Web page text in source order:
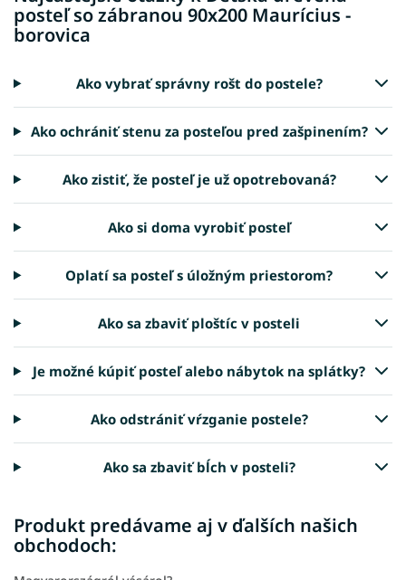
posteľ so zábranou 90x200 Maurícius -
borovica
Ako vybrať správny rošt do postele?
Ako ochrániť stenu za posteľou pred zašpinením?
Ako zistiť, že posteľ je už opotrebovaná?
Ako si doma vyrobiť posteľ
Oplatí sa posteľ s úložným priestorom?
Ako sa zbaviť ploštíc v posteli
Je možné kúpiť posteľ alebo nábytok na splátky?
Ako odstrániť vŕzganie postele?
Ako sa zbaviť bĺch v posteli?
Produkt predávame aj v ďalších našich
obchodoch: